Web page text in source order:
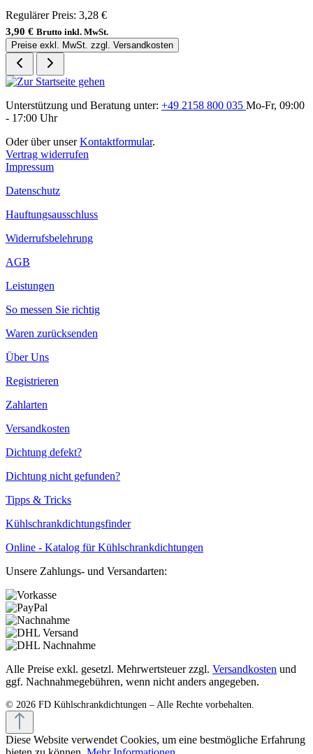
Regulärer Preis: 3,28 €
3,90 € Brutto inkl. MwSt.
Preise exkl. MwSt. zzgl. Versandkosten
Unterstützung und Beratung unter: +49 2158 800 035 Mo-Fr, 09:00
- 17:00 Uhr
Oder über unserKontaktformular.
Vertrag widerrufen
Impressum
Datenschutz
Hauftungsausschluss
Widerrufsbelehrung
AGB
Leistungen
So messen Sie richtig
Waren zurücksenden
Über Uns
Registrieren
Zahlarten
Versandkosten
Dichtung defekt?
Dichtung nicht gefunden?
Tipps & Tricks
Kühlschrankdichtungsfinder
Online - Katalog für Kühlschrankdichtungen
Unsere Zahlungs- und Versandarten:
Alle Preise exkl. gesetzl. Mehrwertsteuer zzgl. Versandkosten und
ggf. Nachnahmegebühren, wenn nicht anders angegeben.
Diese Website verwendet Cookies, um eine bestmögliche Erfahrung